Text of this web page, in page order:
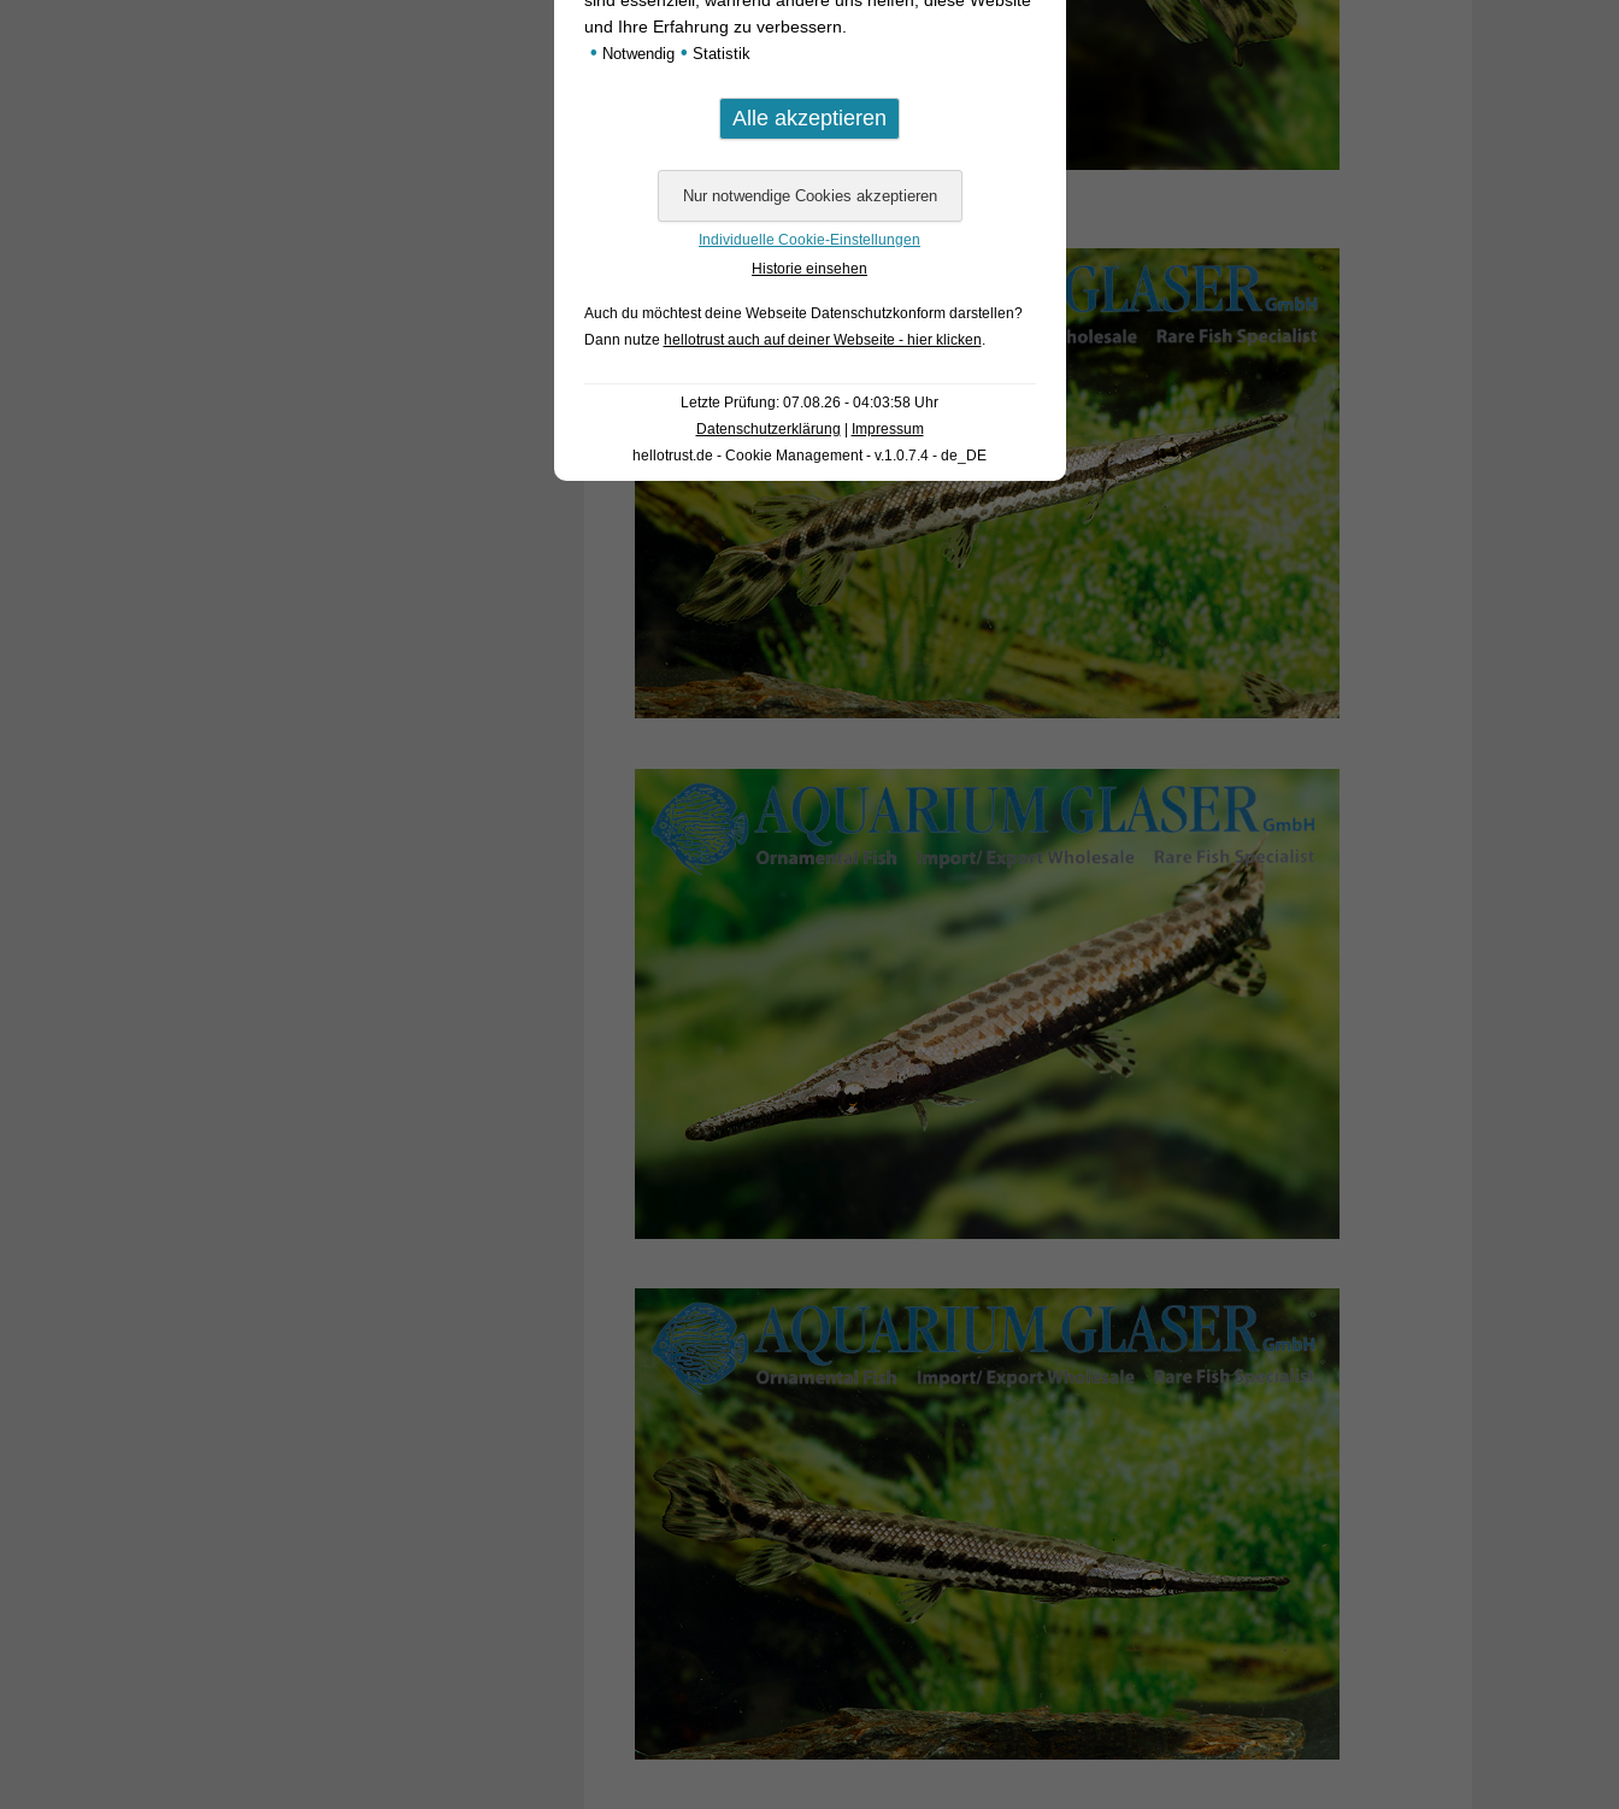
und Ihre Erfahrung zu verbessern.
• Notwendig • Statistik
Individuelle Cookie-Einstellungen
Historie einsehen
Auch du möchtest deine Webseite Datenschutzkonform darstellen?
Dann nutze hellotrust auch auf deiner Webseite - hier klicken.
Letzte Prüfung: 07.08.26 - 04:03:58 Uhr
Datenschutzerklärung
Impressum
hellotrust.de - Cookie Management - v.1.0.7.4 - de_DE